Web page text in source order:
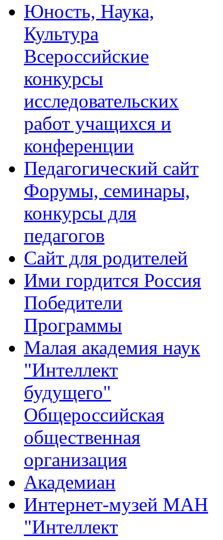
Юность, Наука,
Культура
Всероссийские
конкурсы
исследовательских
работ учащихся и
конференции
Педагогический сайт
Форумы, семинары,
конкурсы для
педагогов
Сайт для родителей
Ими гордится Россия
Победители
Программы
Малая академия наук
"Интеллект
будущего"
Общероссийская
общественная
организация
Академиан
Интернет-музей МАН
"Интеллект